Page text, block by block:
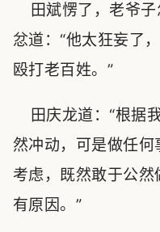
田斌愣了，老爷子
忿道：“他太狂妄了
殴打老百姓。”
田庆龙道：“根据
然冲动，可是做任
考虑，既然敢于公
有原因。”